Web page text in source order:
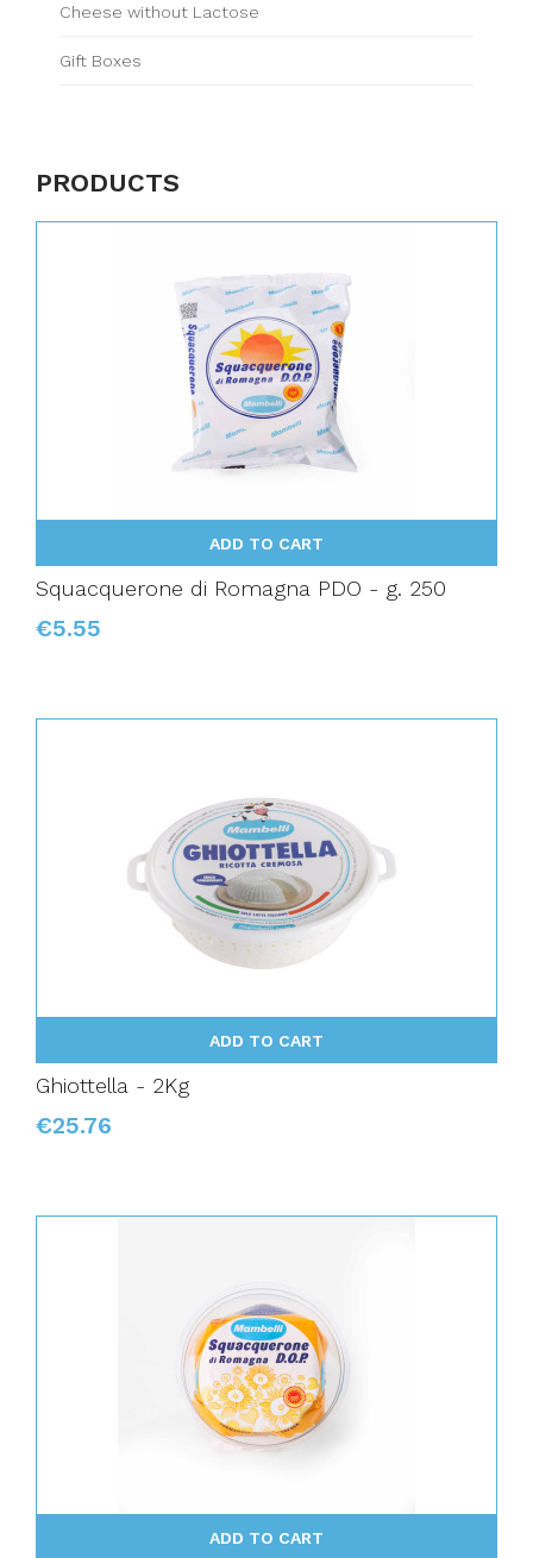
Cheese without Lactose
Gift Boxes
PRODUCTS
ADD TO CART
Squacquerone di Romagna PDO - g. 250
€5.55
ADD TO CART
Ghiottella - 2Kg
€25.76
ADD TO CART